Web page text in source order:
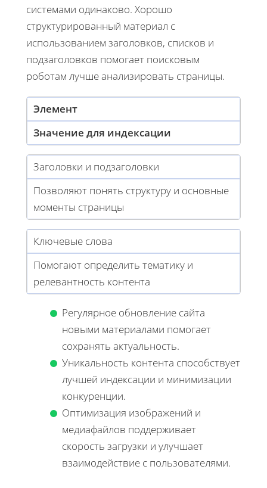
системами одинаково. Хорошо
структурированный материал с
использованием заголовков, списков и
подзаголовков помогает поисковым
роботам лучше анализировать страницы.
Элемент
Значение для индексации
Заголовки и подзаголовки
Позволяют понять структуру и основные
моменты страницы
Ключевые слова
Помогают определить тематику и
релевантность контента
Регулярное обновление сайта
новыми материалами помогает
сохранять актуальность.
Уникальность контента способствует
лучшей индексации и минимизации
конкуренции.
Оптимизация изображений и
медиафайлов поддерживает
скорость загрузки и улучшает
взаимодействие с пользователями.